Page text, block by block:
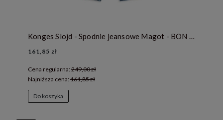
Konges Slojd - Spodnie jeansowe Magot - BON COEUR COLORÉ
161,85 zł
Cena regularna: 249,00 zł
Najniższa cena: 161,85 zł
Do koszyka